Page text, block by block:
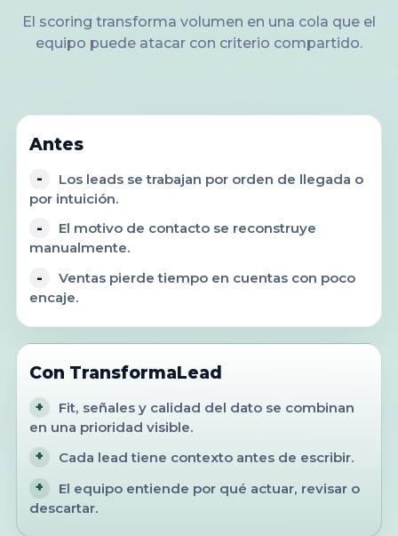
El scoring transforma volumen en una cola que el
equipo puede atacar con criterio compartido.
Antes
-
Los leads se trabajan por orden de llegada o
por intuición.
-
El motivo de contacto se reconstruye
manualmente.
-
Ventas pierde tiempo en cuentas con poco
encaje.
Con TransformaLead
+
Fit, señales y calidad del dato se combinan
en una prioridad visible.
+
Cada lead tiene contexto antes de escribir.
+
El equipo entiende por qué actuar, revisar o
descartar.